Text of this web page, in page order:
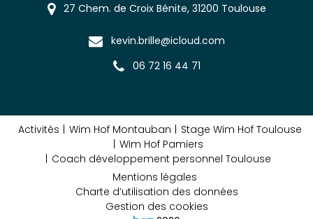
27 Chem. de Croix Bénite, 31200 Toulouse
kevin.brille@icloud.com
06 72 16 44 71
Activités Wim Hof Montauban
Stage Wim Hof Toulouse
Wim Hof Pamiers
Coach développement personnel Toulouse
Mentions légales
Charte d’utilisation des données
Gestion des cookies